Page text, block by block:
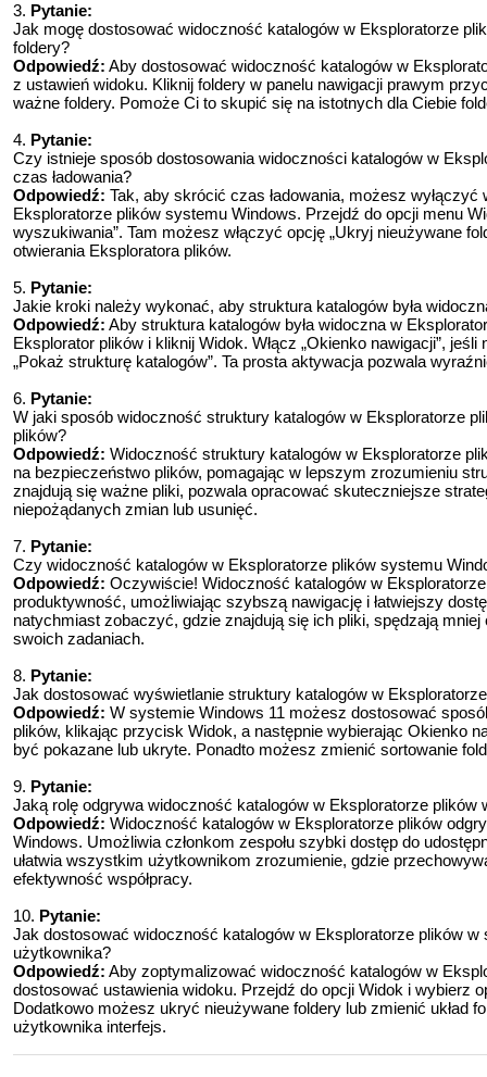
3. Pytanie:
Jak mogę dostosować widoczność katalogów w Eksploratorze
foldery?
Odpowiedź: Aby dostosować widoczność katalogów w
z ustawień widoku. Kliknij foldery w panelu nawigacji prawym
ważne foldery. Pomoże Ci to skupić się na istotnych dla Ciebie
4. Pytanie:
Czy istnieje sposób dostosowania widoczności katalogów w
czas ładowania?
Odpowiedź: Tak, aby skrócić czas ładowania, możesz
Eksploratorze plików systemu Windows. Przejdź do opcji menu
wyszukiwania”. Tam możesz włączyć opcję „Ukryj nieużywane
otwierania Eksploratora plików.
5. Pytanie:
Jakie kroki należy wykonać, aby struktura katalogów była
Odpowiedź: Aby struktura katalogów była widoczna w
Eksplorator plików i kliknij Widok. Włącz „Okienko nawigacji”,
„Pokaż strukturę katalogów”. Ta prosta aktywacja pozwala
6. Pytanie:
W jaki sposób widoczność struktury katalogów w Eksploratorze
plików?
Odpowiedź: Widoczność struktury katalogów w Eksploratorze
na bezpieczeństwo plików, pomagając w lepszym zrozumieniu
znajdują się ważne pliki, pozwala opracować skuteczniejsze
niepożądanych zmian lub usunięć.
7. Pytanie:
Czy widoczność katalogów w Eksploratorze plików systemu
Odpowiedź: Oczywiście! Widoczność katalogów w
produktywność, umożliwiając szybszą nawigację i łatwiejszy
natychmiast zobaczyć, gdzie znajdują się ich pliki, spędzają
swoich zadaniach.
8. Pytanie:
Jak dostosować wyświetlanie struktury katalogów w
Odpowiedź: W systemie Windows 11 możesz dostosować
plików, klikając przycisk Widok, a następnie wybierając Okienko
być pokazane lub ukryte. Ponadto możesz zmienić sortowanie
9. Pytanie:
Jaką rolę odgrywa widoczność katalogów w Eksploratorze plików
Odpowiedź: Widoczność katalogów w Eksploratorze plików
Windows. Umożliwia członkom zespołu szybki dostęp do
ułatwia wszystkim użytkownikom zrozumienie, gdzie
efektywność współpracy.
10. Pytanie:
Jak dostosować widoczność katalogów w Eksploratorze plików
użytkownika?
Odpowiedź: Aby zoptymalizować widoczność katalogów w
dostosować ustawienia widoku. Przejdź do opcji Widok i wybierz
Dodatkowo możesz ukryć nieużywane foldery lub zmienić układ
użytkownika interfejs.